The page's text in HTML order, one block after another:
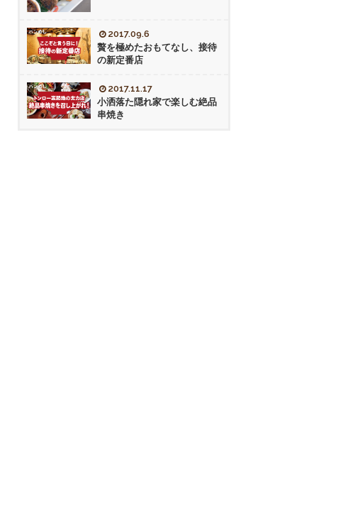
2017.09.6
贅を極めたおもてなし、接待
の新定番店
2017.11.17
小洒落た隠れ家で楽しむ絶品
串焼き